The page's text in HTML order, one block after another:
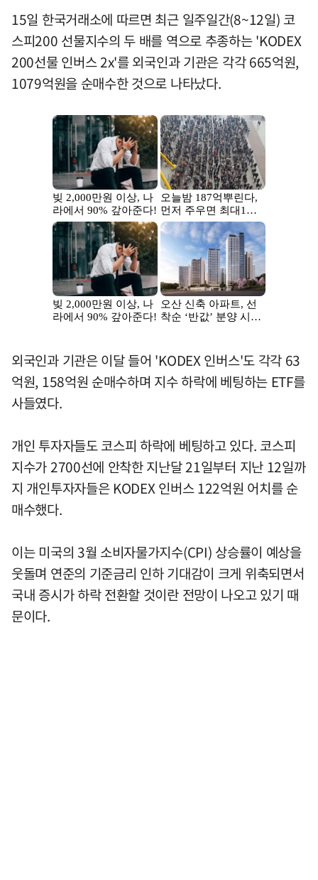
15일 한국거래소에 따르면 최근 일주일간(8~12일) 코
스피200 선물지수의 두 배를 역으로 추종하는 'KODEX
200선물 인버스 2x'를 외국인과 기관은 각각 665억원,
1079억원을 순매수한 것으로 나타났다.
외국인과 기관은 이달 들어 'KODEX 인버스'도 각각 63
억원, 158억원 순매수하며 지수 하락에 베팅하는 ETF를
사들였다.
개인 투자자들도 코스피 하락에 베팅하고 있다. 코스피
지수가 2700선에 안착한 지난달 21일부터 지난 12일까
지 개인투자자들은 KODEX 인버스 122억원 어치를 순
매수했다.
이는 미국의 3월 소비자물가지수(CPI) 상승률이 예상을
웃돌며 연준의 기준금리 인하 기대감이 크게 위축되면서
국내 증시가 하락 전환할 것이란 전망이 나오고 있기 때
문이다.